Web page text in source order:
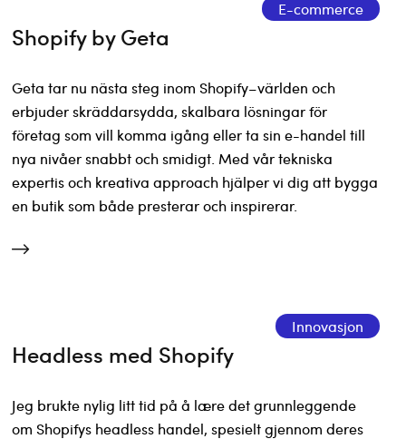
E-commerce
Shopify by Geta
Geta tar nu nästa steg inom Shopify–världen och
erbjuder skräddarsydda, skalbara lösningar för
företag som vill komma igång eller ta sin e-handel till
nya nivåer snabbt och smidigt. Med vår tekniska
expertis och kreativa approach hjälper vi dig att bygga
en butik som både presterar och inspirerar.
Innovasjon
Headless med Shopify
Jeg brukte nylig litt tid på å lære det grunnleggende
om Shopifys headless handel, spesielt gjennom deres